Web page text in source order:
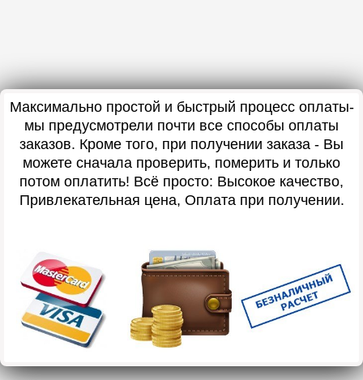
Максимально простой и быстрый процесс оплаты-
мы предусмотрели почти все способы оплаты
заказов. Кроме того, при получении заказа - Вы
можете сначала проверить, померить и только
потом оплатить! Всё просто: Высокое качество,
Привлекательная цена, Оплата при получении.